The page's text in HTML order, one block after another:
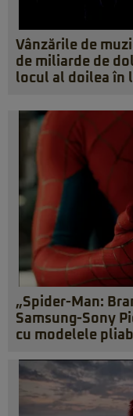
Vânzările de
de miliarde de
locul al doilea în
„Spider-Man:
Samsung-Sony
cu modelele